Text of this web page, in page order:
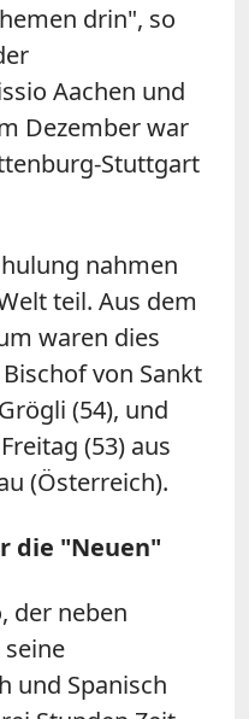
drin", so
Aachen und
Dezember war
Stuttgart
nahmen
teil. Aus dem
waren dies
von Sankt
(54), und
(53) aus
(Österreich).
die "Neuen"
der neben
und Spanisch